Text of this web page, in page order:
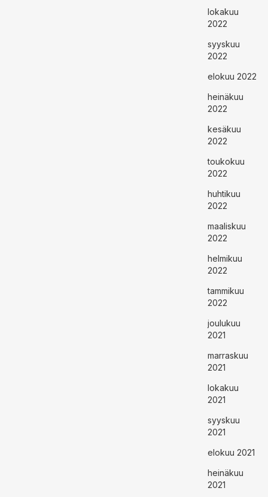
lokakuu
2022
syyskuu
2022
elokuu 2022
heinäkuu
2022
kesäkuu
2022
toukokuu
2022
huhtikuu
2022
maaliskuu
2022
helmikuu
2022
tammikuu
2022
joulukuu
2021
marraskuu
2021
lokakuu
2021
syyskuu
2021
elokuu 2021
heinäkuu
2021